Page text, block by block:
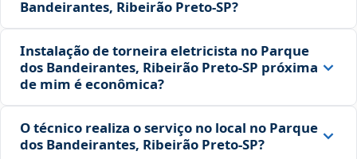
Bandeirantes, Ribeirão Preto‑SP?
Instalação de torneira eletricista no Parque
dos Bandeirantes, Ribeirão Preto‑SP próxima
de mim é econômica?
O técnico realiza o serviço no local no Parque
dos Bandeirantes, Ribeirão Preto‑SP?